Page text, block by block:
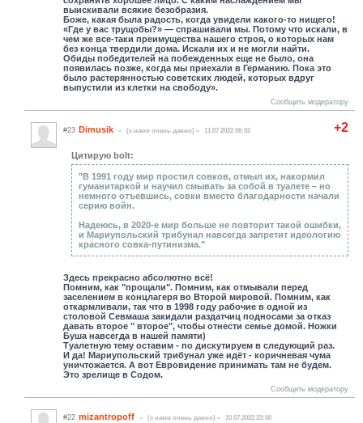
выискивали всякие безобразия.
Боже, какая была радость, когда увидели какого-то нищего!
«Где у вас трущобы?» — спрашивали мы. Потому что искали, в
чем же все-таки преимущества нашего строя, о которых нам
без конца твердили дома. Искали их и не могли найти.
Обиды победителей на побежденных еще не было, она
появилась позже, когда мы приехали в Германию. Пока это
было растерянностью советских людей, которых вдруг
выпустили из клетки на свободу».
Сообщить модератору
+2
#23 Dimusik (c нами очень давно) 11.07.2022 06:02
Цитирую bolt:
"В 1991 году мир простил совков, отмыл их, накормил
гуманитаркой и научил смывать за собой в туалете – но
немного отъевшись, совки вместо благодарности начали
серию войн.
Надеюсь, в 2020-е мир больше не повторит такой ошибки,
и Мариупольский трибунал навсегда запретит идеологию
красного совка-путинизма."
Здесь прекрасно абсолютно всё!
Помним, как "прощали". Помним, как отмывали перед
заселением в концлагеря во Второй мировой. Помним, как
откармливали, так что в 1998 году рабочие в одной из
столовой Севмаша закидали раздатчиц подносами за отказ
давать второе " второе", чтобы отнести семье домой. Ножки
Буша навсегда в нашей памяти)
Туалетную тему оставим - по дискутируем в следующий раз.
И да! Мариупольский трибунал уже идёт - коричневая чума
уничтожается. А вот Евровидение принимать там не будем.
Это зрелище в Содом.
Сообщить модератору
#22 mizantropoff (c нами очень давно) 10.07.2022 23:00